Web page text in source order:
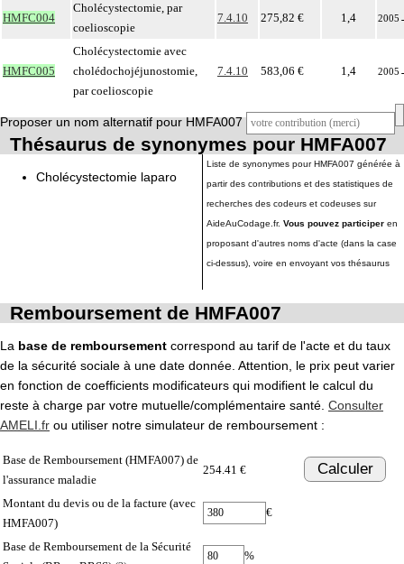
HMFC004
Cholécystectomie, par
coelioscopie
7.4.10 275,82 € 1,4 2005
HMFC005
Cholécystectomie avec
cholédochojéjunostomie,
par coelioscopie
7.4.10 583,06 € 1,4 2005
Proposer un nom alternatif pour HMFA007
Thésaurus de synonymes pour HMFA007
Cholécystectomie laparo
Liste de synonymes pour HMFA007 générée à
partir des contributions et des statistiques de
recherches des codeurs et codeuses sur
AideAuCodage.fr. Vous pouvez participer en
proposant d'autres noms d'acte (dans la case
ci-dessus), voire en envoyant vos thésaurus
Remboursement de HMFA007
La base de remboursement correspond au tarif de l'acte et du taux
de la sécurité sociale à une date donnée. Attention, le prix peut varier
en fonction de coefficients modificateurs qui modifient le calcul du
reste à charge par votre mutuelle/complémentaire santé. Consulter
AMELI.fr ou utiliser notre simulateur de remboursement :
Base de Remboursement (HMFA007) de
l'assurance maladie
254.41 € Calculer
Montant du devis ou de la facture (avec
HMFA007)
€
Base de Remboursement de la Sécurité
%